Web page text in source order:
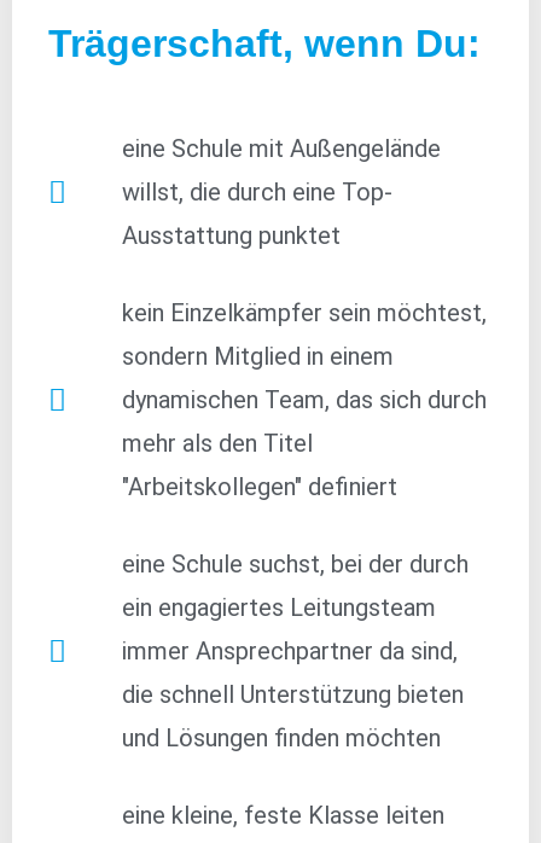
Trägerschaft, wenn Du:
eine Schule mit Außengelände
willst, die durch eine Top-
Ausstattung punktet
kein Einzelkämpfer sein möchtest,
sondern Mitglied in einem
dynamischen Team, das sich durch
mehr als den Titel
"Arbeitskollegen" definiert
eine Schule suchst, bei der durch
ein engagiertes Leitungsteam
immer Ansprechpartner da sind,
die schnell Unterstützung bieten
und Lösungen finden möchten
eine kleine, feste Klasse leiten